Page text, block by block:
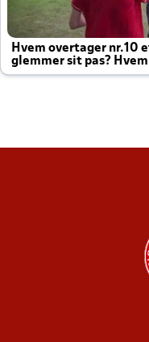
Hvem overtager nr.10
glemmer sit pas?
altid til efter kampe?